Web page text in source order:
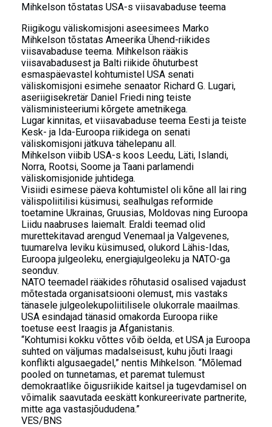
Mihkelson tõstatas USA-s viisavabaduse teema
Riigikogu väliskomisjoni aseesimees Marko
Mihkelson tõstatas Ameerika Ühend-riikides
viisavabaduse teema. Mihkelson rääkis
viisavabadusest ja Balti riikide õhuturbest
esmaspäevastel kohtumistel USA senati
väliskomisjoni esimehe senaator Richard G. Lugari,
aseriigisekretär Daniel Friedi ning teiste
välisministeeriumi kõrgete ametnikega.
Lugar kinnitas, et viisavabaduse teema Eesti ja teiste
Kesk- ja Ida-Euroopa riikidega on senati
väliskomisjoni jätkuva tähelepanu all.
Mihkelson viibib USA-s koos Leedu, Läti, Islandi,
Norra, Rootsi, Soome ja Taani parlamendi
väliskomisjonide juhtidega.
Visiidi esimese päeva kohtumistel oli kõne all lai ring
välispoliitilisi küsimusi, sealhulgas reformide
toetamine Ukrainas, Gruusias, Moldovas ning Euroopa
Liidu naabruses laiemalt. Eraldi teemad olid
murettekitavad arengud Venemaal ja Valgevenes,
tuumarelva leviku küsimused, olukord Lähis-Idas,
Euroopa julgeoleku, energiajulgeoleku ja NATO-ga
seonduv.
NATO teemadel rääkides rõhutasid osalised vajadust
mõtestada organisatsiooni olemust, mis vastaks
tänasele julgeolekupoliitilisele olukorrale maailmas.
USA esindajad tänasid omakorda Euroopa riike
toetuse eest Iraagis ja Afganistanis.
“Kohtumisi kokku võttes võib öelda, et USA ja Euroopa
suhted on väljumas madalseisust, kuhu jõuti Iraagi
konflikti algusaegadel,” nentis Mihkelson. “Mõlemad
pooled on tunnetamas, et paremat tulemust
demokraatlike õigusriikide kaitsel ja tugevdamisel on
võimalik saavutada eeskätt konkureerivate partnerite,
mitte aga vastasjõududena.”
VES/BNS